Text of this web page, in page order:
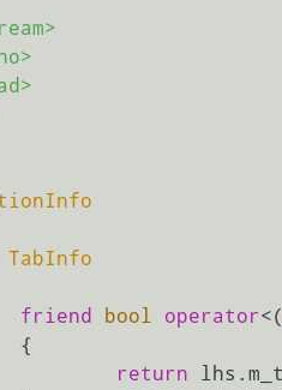
TabInfo
friend
bool operator<(
return